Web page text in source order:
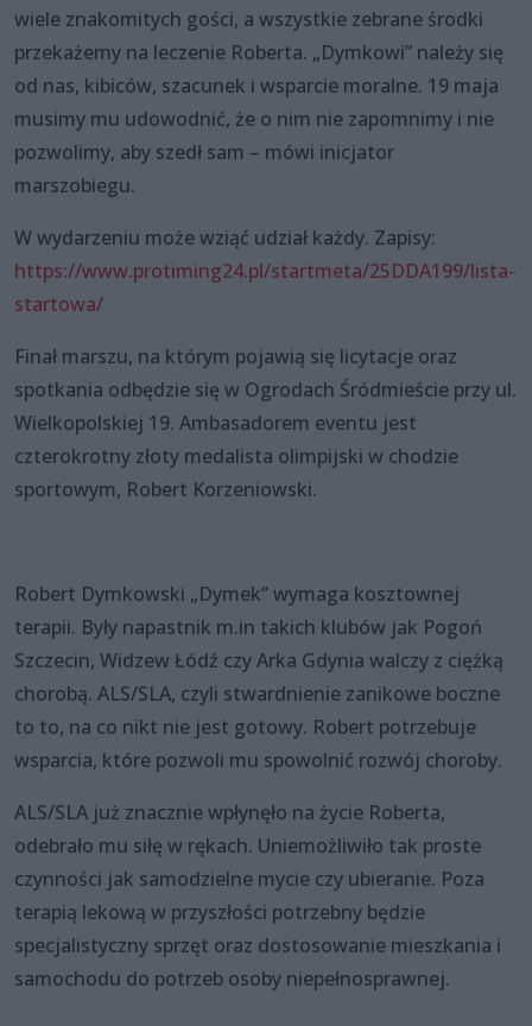
wiele znakomitych gości, a wszystkie zebrane środki
przekażemy na leczenie Roberta. „Dymkowi” należy się
od nas, kibiców, szacunek i wsparcie moralne. 19 maja
musimy mu udowodnić, że o nim nie zapomnimy i nie
pozwolimy, aby szedł sam – mówi inicjator
marszobiegu.
W wydarzeniu może wziąć udział każdy. Zapisy:
https://www.protiming24.pl/startmeta/25DDA199/lista-
startowa/
Finał marszu, na którym pojawią się licytacje oraz
spotkania odbędzie się w Ogrodach Śródmieście przy ul.
Wielkopolskiej 19. Ambasadorem eventu jest
czterokrotny złoty medalista olimpijski w chodzie
sportowym, Robert Korzeniowski.
Robert Dymkowski „Dymek” wymaga kosztownej
terapii. Były napastnik m.in takich klubów jak Pogoń
Szczecin, Widzew Łódź czy Arka Gdynia walczy z ciężką
chorobą. ALS/SLA, czyli stwardnienie zanikowe boczne
to to, na co nikt nie jest gotowy. Robert potrzebuje
wsparcia, które pozwoli mu spowolnić rozwój choroby.
ALS/SLA już znacznie wpłynęło na życie Roberta,
odebrało mu siłę w rękach. Uniemożliwiło tak proste
czynności jak samodzielne mycie czy ubieranie. Poza
terapią lekową w przyszłości potrzebny będzie
specjalistyczny sprzęt oraz dostosowanie mieszkania i
samochodu do potrzeb osoby niepełnosprawnej.